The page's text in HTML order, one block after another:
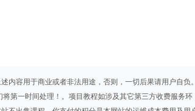
内容用于商业或者非法用途，否则，一切后果请用户自负。
第一时间处理！。项目教程如涉及其它第三方收费服务环